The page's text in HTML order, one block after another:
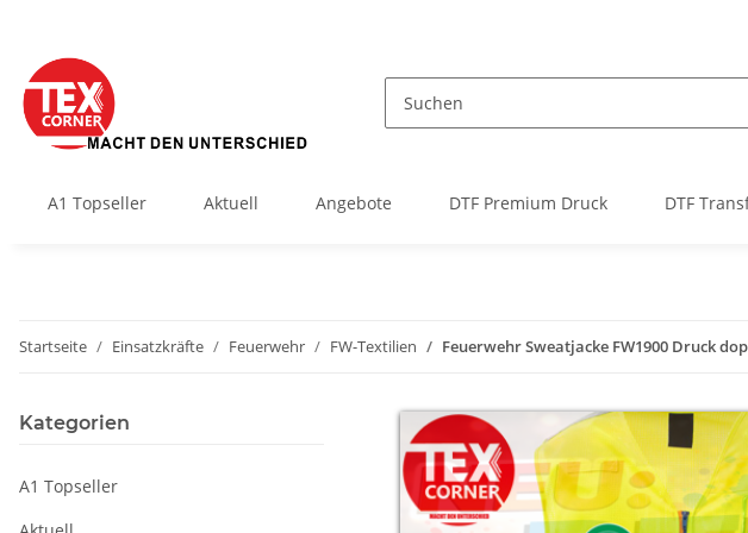
A1 Topseller Aktuell Angebote DTF Premium Druck DTF
Startseite Einsatzkräfte Feuerwehr FW-Textilien Feuerwehr Sweatjacke FW1900 Druck
Kategorien
A1 Topseller